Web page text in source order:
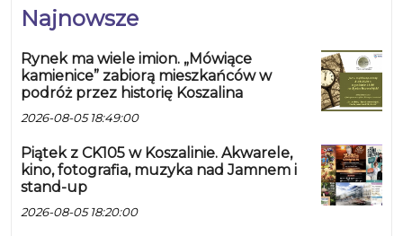
Najnowsze
Rynek ma wiele imion. „Mówiące
kamienice” zabiorą mieszkańców w
podróż przez historię Koszalina
2026-08-05 18:49:00
Piątek z CK105 w Koszalinie. Akwarele,
kino, fotografia, muzyka nad Jamnem i
stand-up
2026-08-05 18:20:00